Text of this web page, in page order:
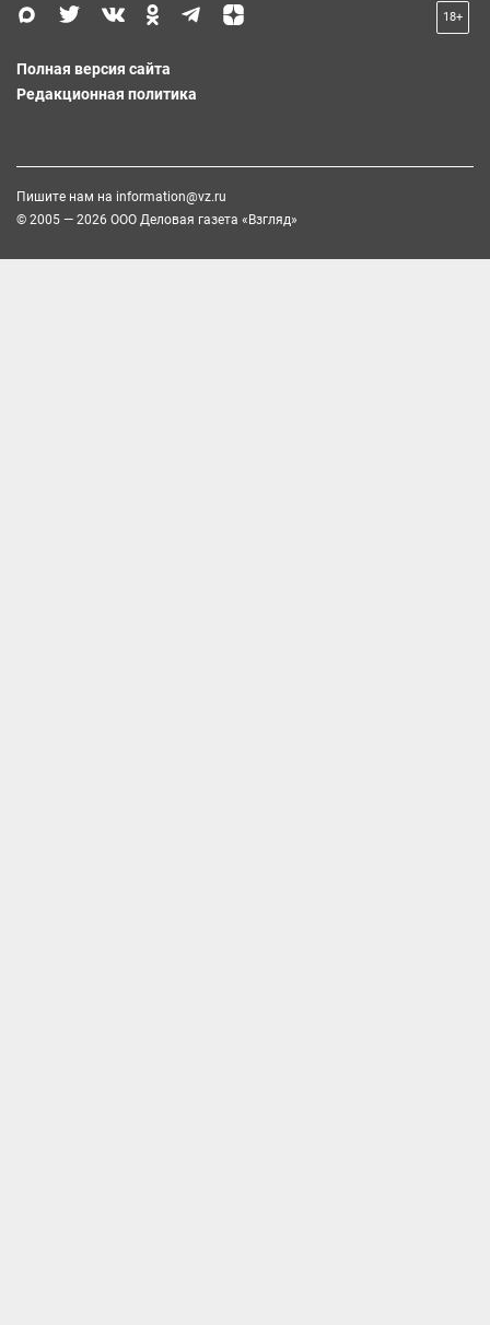
18+
Полная версия сайта
Редакционная политика
Пишите нам на information@vz.ru
© 2005 — 2026 ООО Деловая газета «Взгляд»